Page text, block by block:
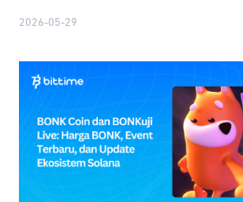
2026-05-29